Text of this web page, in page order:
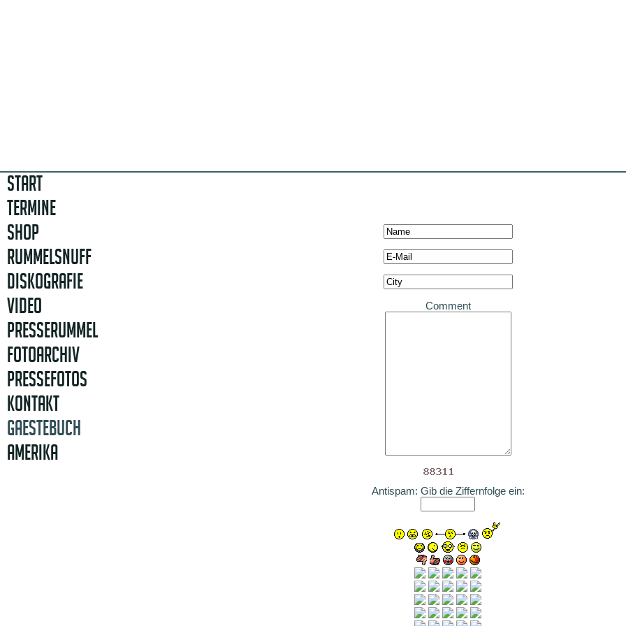
Comment
Antispam: Gib die Ziffernfolge ein:
START
TERMINE
SHOP
RUMMELSNUFF
DISKOGRAFIE
VIDEO
PRESSERUMMEL
FOTOARCHIV
PRESSEFOTOS
KONTAKT
GAESTEBUCH
AMERIKA